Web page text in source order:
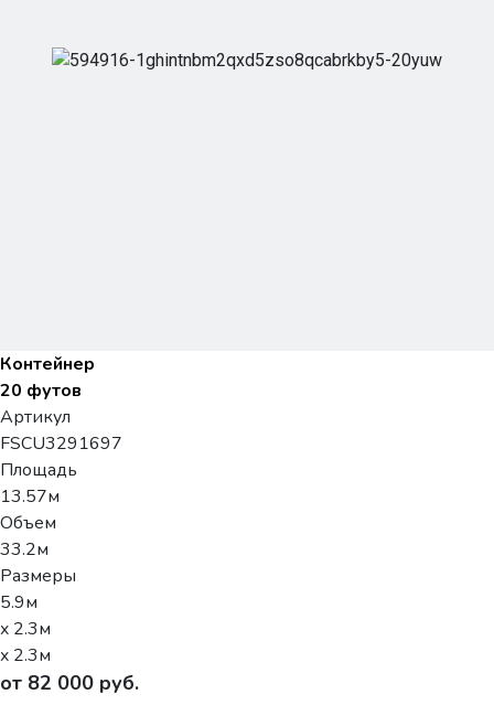
Контейнер
20 футов
Артикул
FSCU3291697
Площадь
13.57м
Объем
33.2м
Размеры
5.9м
x 2.3м
x 2.3м
от 82 000 руб.